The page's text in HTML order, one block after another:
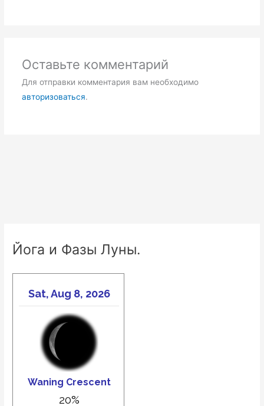
Оставьте комментарий
Для отправки комментария вам необходимо
авторизоваться.
Йога и Фазы Луны.